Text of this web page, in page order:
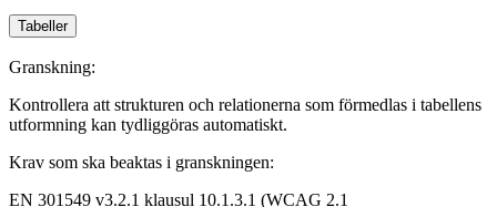
Tabeller
Granskning:
Kontrollera att strukturen och relationerna som förmedlas i tabellens
utformning kan tydliggöras automatiskt.
Krav som ska beaktas i granskningen:
EN 301549 v3.2.1 klausul 10.1.3.1 (WCAG 2.1